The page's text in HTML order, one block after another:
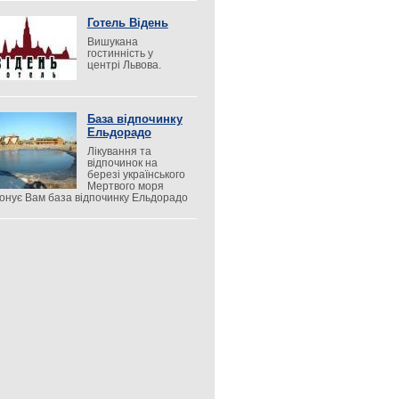
Готель Відень
Вишукана
гостинність у
центрі Львова.
База відпочинку
Ельдорадо
Лікування та
відпочинок на
березі українського
Мертвого моря
Вам база відпочинку Ельдорадо